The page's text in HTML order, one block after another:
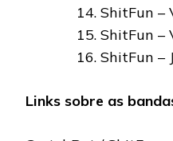
ShitFun –
ShitFun –
ShitFun –
Links sobre as